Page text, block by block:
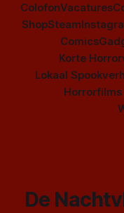
ColofonVacatures
ShopSteam
Comics
Korte
Lokaal
De